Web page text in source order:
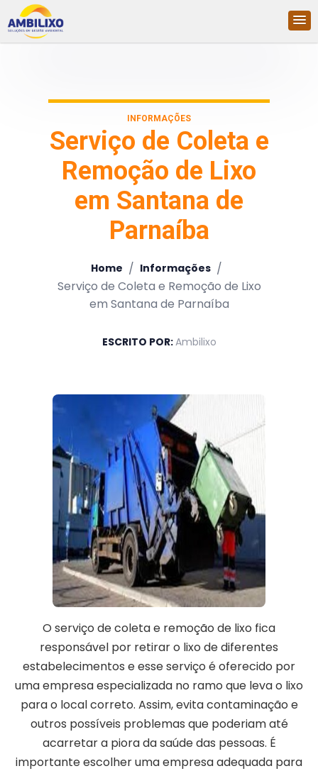
INFORMAÇÕES
Serviço de Coleta e
Remoção de Lixo
em Santana de
Parnaíba
Home / Informações /
Serviço de Coleta e Remoção de Lixo
em Santana de Parnaíba
ESCRITO POR:Ambilixo
O serviço de coleta e remoção de lixo fica
responsável por retirar o lixo de diferentes
estabelecimentos e esse serviço é oferecido por
uma empresa especializada no ramo que leva o lixo
para o local correto. Assim, evita contaminação e
outros possíveis problemas que poderiam até
acarretar a piora da saúde das pessoas. É
importante escolher uma empresa adequada para